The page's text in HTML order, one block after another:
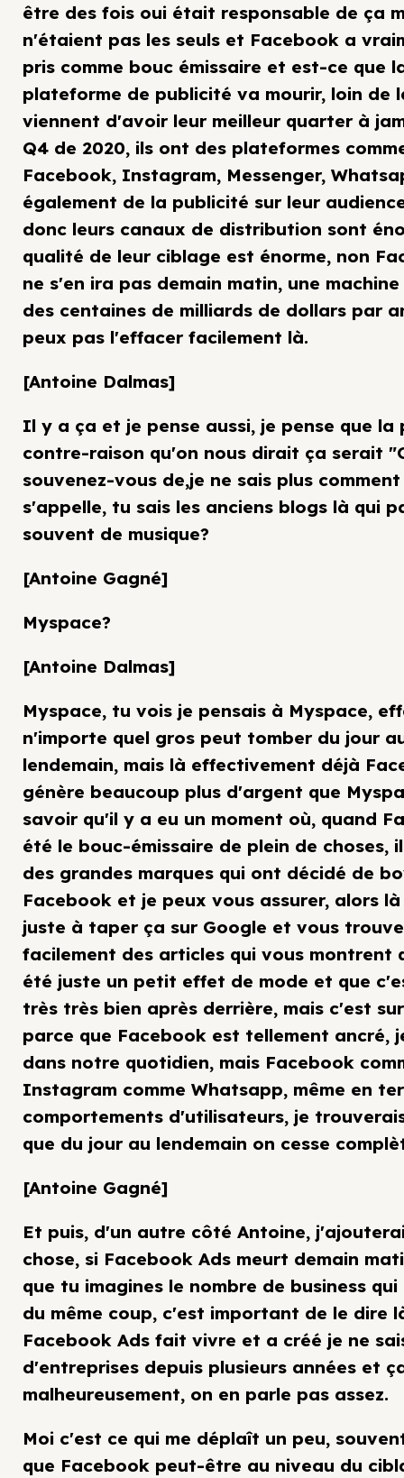
être des fois oui était responsable de ça
n'étaient pas les seuls et Facebook a
pris comme bouc émissaire et est-ce que
plateforme de publicité va mourir, loin de
viennent d'avoir leur meilleur quarter à
Q4 de 2020, ils ont des plateformes
Facebook, Instagram, Messenger,
également de la publicité sur leur
donc leurs canaux de distribution sont
qualité de leur ciblage est énorme, non
ne s'en ira pas demain matin, une
des centaines de milliards de dollars par
peux pas l'effacer facilement là.
[Antoine Dalmas]
Il y a ça et je pense aussi, je pense que la
contre-raison qu'on nous dirait ça serait
souvenez-vous de,je ne sais plus
s'appelle, tu sais les anciens blogs là qui
souvent de musique?
[Antoine Gagné]
Myspace?
[Antoine Dalmas]
Myspace, tu vois je pensais à Myspace,
n'importe quel gros peut tomber du jour
lendemain, mais là effectivement déjà
génère beaucoup plus d'argent que
savoir qu'il y a eu un moment où, quand
été le bouc-émissaire de plein de choses,
des grandes marques qui ont décidé de
Facebook et je peux vous assurer, alors
juste à taper ça sur Google et vous
facilement des articles qui vous montrent
été juste un petit effet de mode et que
très très bien après derrière, mais c'est
parce que Facebook est tellement ancré,
dans notre quotidien, mais Facebook
Instagram comme Whatsapp, même en
comportements d'utilisateurs, je
que du jour au lendemain on cesse
[Antoine Gagné]
Et puis, d'un autre côté Antoine,
chose, si Facebook Ads meurt demain
que tu imagines le nombre de business
du même coup, c'est important de le dire
Facebook Ads fait vivre et a créé je ne
d'entreprises depuis plusieurs années et
malheureusement, on en parle pas assez.
Moi c'est ce qui me déplaît un peu,
que Facebook peut-être au niveau du